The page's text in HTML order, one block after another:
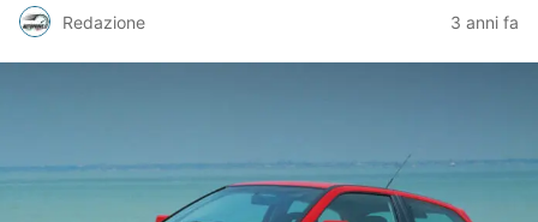
Redazione 3 anni fa